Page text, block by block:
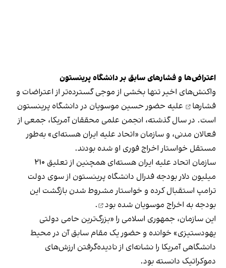
اعتراض‌ها و فشارهای سابق بر دانشگاه پرینستون
واکنش‌های اخیر تنها بخشی از موجی گسترده‌تر از اعتراضات و
فشارها
علیه حضور حسین موسویان در دانشگاه پرینستون
است. در سال گذشته، انجمن علمی محققان آمریکا، جمعی از
فعالان مدنی، و سازمان «اتحاد علیه ایران هسته‌ای» به‌طور
مستقل خواستار اخراج فوری او شده بودند.
سازمان اتحاد علیه ایران هسته‌ای همچنین از تعلیق ۲۱۰
میلیون دلار بودجه فدرال دانشگاه پرینستون از سوی دولت
ترامپ استقبال کرده و خواستار مشروط شدن بازگشت این
بودجه به اخراج موسویان شده بود
.
این سازمان، جمهوری اسلامی را «بزرگ‌ترین حامی دولتی
یهودستیزی» خوانده و حضور یک مقام سابق آن در محیط
دانشگاهی آمریکا را نشانه‌ای از نادیده‌گرفتن ارزش‌های
دموکراتیک دانسته بود.